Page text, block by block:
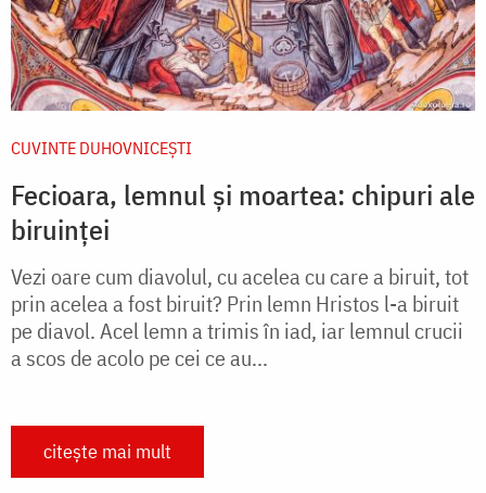
CUVINTE DUHOVNICEȘTI
Fecioara, lemnul și moartea: chipuri ale
biruinței
Vezi oare cum diavolul, cu acelea cu care a biruit, tot
prin acelea a fost biruit? Prin lemn Hristos l-a biruit
pe diavol. Acel lemn a trimis în iad, iar lemnul crucii
a scos de acolo pe cei ce au...
citește mai mult